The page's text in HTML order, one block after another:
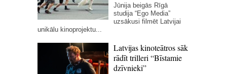
Jūnija beigās Rīgā
studija “Ego Media”
uzsākusi filmēt Latvijai
unikālu kinoprojektu...
Latvijas kinoteātros sāk
rādīt trilleri “Bīstamie
dzīvnieki”